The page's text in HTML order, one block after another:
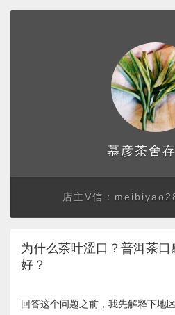
慕彦茶舍
店主V信：
为什么茶叶涩口？普洱茶
好？
回答这个问题之前，我先解释下地